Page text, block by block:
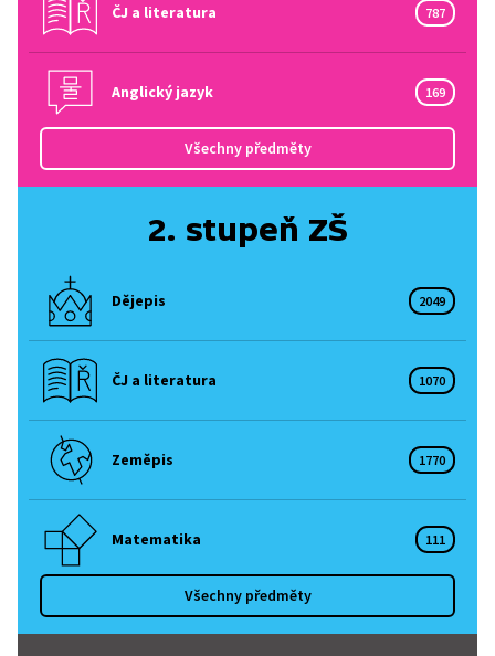
ČJ a literatura 787
Anglický jazyk 169
Všechny předměty
2. stupeň ZŠ
Dějepis 2049
ČJ a literatura 1070
Zeměpis 1770
Matematika 111
Všechny předměty